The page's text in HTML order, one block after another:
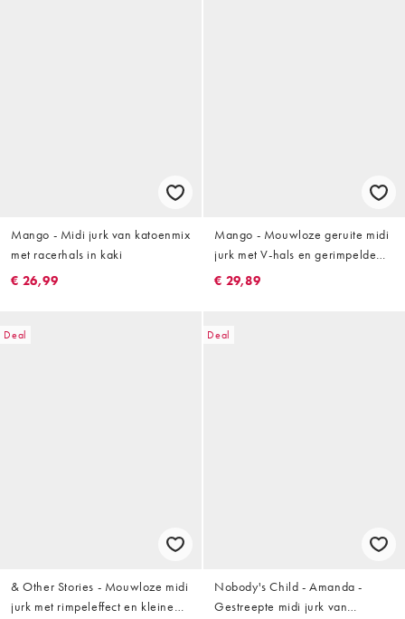
Mango - Midi jurk van katoenmix
met racerhals in kaki
€ 26,99
Mango - Mouwloze geruite midi
jurk met V-hals en gerimpelde
taille in kaki
€ 29,89
Deal
& Other Stories - Mouwloze midi
jurk met rimpeleffect en kleine
Deal
Nobody's Child - Amanda -
Gestreepte midi jurk van